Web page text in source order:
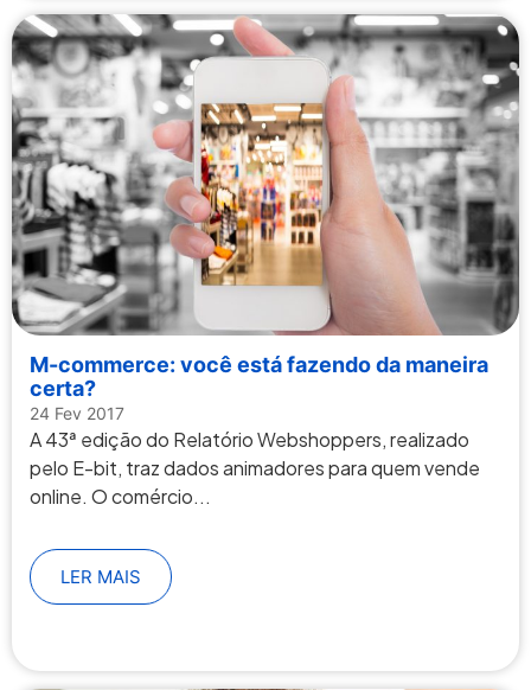
M-commerce: você está fazendo da maneira
certa?
24 Fev 2017
A 43ª edição do Relatório Webshoppers, realizado
pelo E-bit, traz dados animadores para quem vende
online. O comércio...
LER MAIS